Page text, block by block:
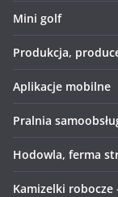
Mini golf
Produkcja,
Aplikacje mobilne
Pralnia
Hodowla, ferma
Kamizelki